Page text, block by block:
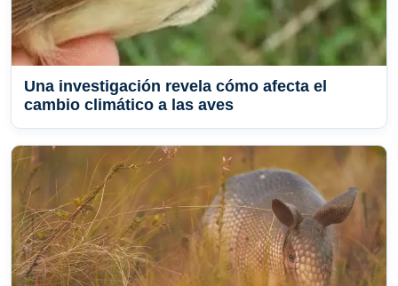
Una investigación revela cómo afecta el
cambio climático a las aves